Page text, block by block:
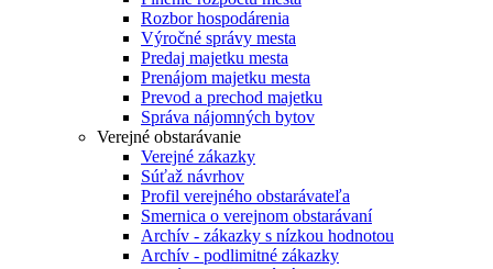
Rozbor hospodárenia
Výročné správy mesta
Predaj majetku mesta
Prenájom majetku mesta
Prevod a prechod majetku
Správa nájomných bytov
Verejné obstarávanie
Verejné zákazky
Súťaž návrhov
Profil verejného obstarávateľa
Smernica o verejnom obstarávaní
Archív - zákazky s nízkou hodnotou
Archív - podlimitné zákazky